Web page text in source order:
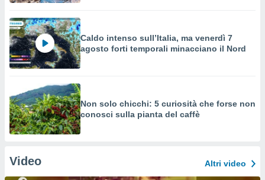
Caldo intenso sull’Italia, ma venerdì 7
agosto forti temporali minacciano il Nord
Non solo chicchi: 5 curiosità che forse non
conosci sulla pianta del caffè
Video Altri video